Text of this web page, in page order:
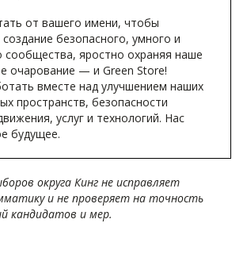
от вашего имени, чтобы
безопасного, умного и
сообщества, яростно охраняя наше
очарование — и Green Store!
вместе над улучшением наших
пространств, безопасности
услуг и технологий. Нас
будущее.
округа Кинг не исправляет
и не проверяет на точность
кандидатов и мер.